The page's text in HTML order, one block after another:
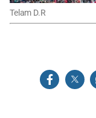
Telam D.R